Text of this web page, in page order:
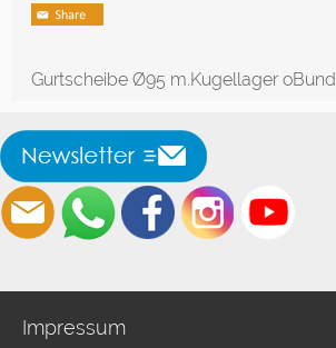
Gurtscheibe Ø95 m.Kugellager oBund
Impressum